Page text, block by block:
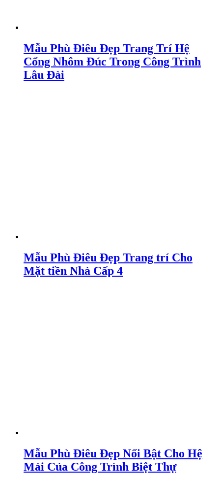
Mẫu Phù Điêu Đẹp Trang Trí Hệ
Cổng Nhôm Đúc Trong Công Trình
Lâu Đài
Mẫu Phù Điêu Đẹp Trang trí Cho
Mặt tiền Nhà Cấp 4
Mẫu Phù Điêu Đẹp Nổi Bật Cho Hệ
Mái Của Công Trình Biệt Thự